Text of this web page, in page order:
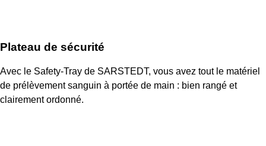
Plateau de sécurité
Avec le Safety-Tray de SARSTEDT, vous avez tout le matériel
de prélèvement sanguin à portée de main : bien rangé et
clairement ordonné.